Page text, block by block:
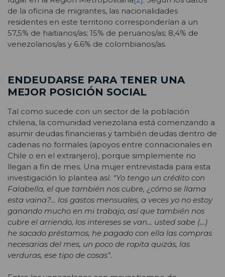
de la oficina de migrantes, las nacionalidades
residentes en este territorio corresponderían a un
57,5% de haitianos/as; 15% de peruanos/as; 8,4% de
venezolanos/as y 6.6% de colombianos/as.
ENDEUDARSE PARA TENER UNA
MEJOR POSICIÓN SOCIAL
Tal como sucede con un sector de la población
chilena, la comunidad venezolana está comenzando a
asumir deudas financieras y también deudas dentro de
cadenas no formales (apoyos entre connacionales en
Chile o en el extranjero), porque simplemente no
llegan a fin de mes. Una mujer entrevistada para esta
investigación lo plantea así: “Yo tengo un crédito con
Falabella, el que también nos cubre, ¿cómo se llama
esta vaina?… los gastos mensuales, a veces yo no estoy
ganando mucho en mi trabajo, así que también nos
cubre el arriendo, los intereses se van… usted sabe (…)
he sacado préstamos, he pagado con ella las compras
necesarias del mes, un poco de ropita quizás, las
verduras, ese tipo de cosas”.